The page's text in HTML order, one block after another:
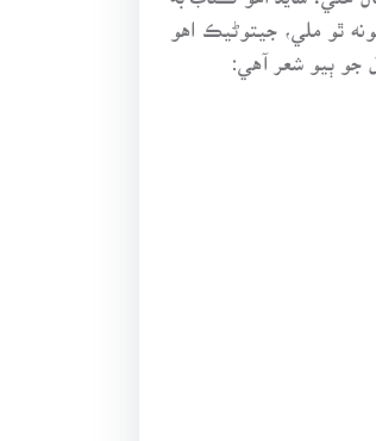
ٿو ملي، جيتوڻيڪ اهو
جو ٻيو شعر آهي: